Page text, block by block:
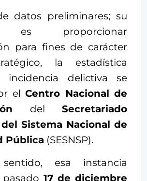
datos preliminares; su
es proporcionar
para fines de carácter
la estadística
incidencia delictiva se
elCentro Nacional de
del Secretariado
Sistema Nacional de
Pública (SESNSP).
esa instancia
17 de diciembre